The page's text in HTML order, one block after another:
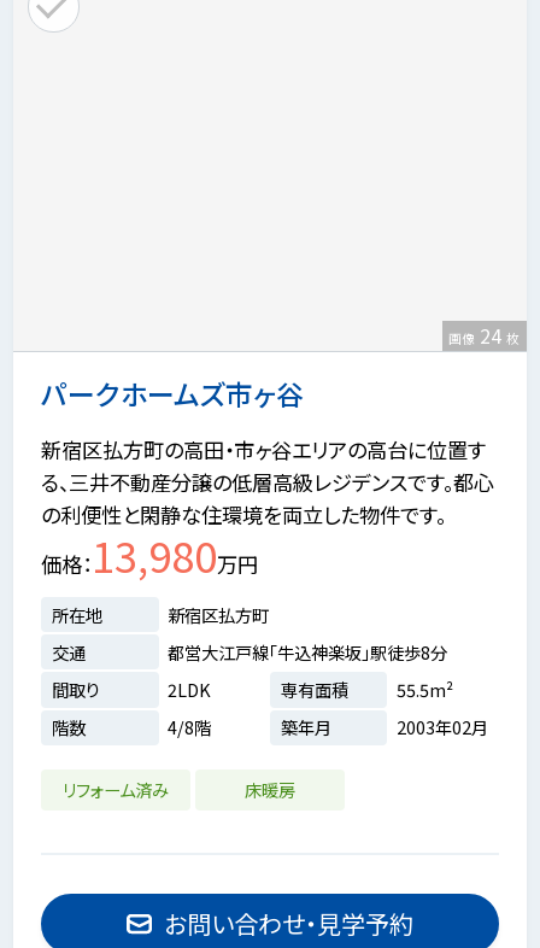
パークホームズ市ヶ谷
画像 24 枚
新宿区払方町の高田・市ヶ谷エリアの高台に位置す
る、三井不動産分譲の低層高級レジデンスです。都心
の利便性と閑静な住環境を両立した物件です。
価格 13,980万円
所在地
新宿区払方町
交通
都営大江戸線「牛込神楽坂」駅徒歩8分
間取り
2LDK 専有面積
55.5m²
階数
4/8階 築年月 2003年02月
リフォーム済み 床暖房
お問い合わせ・見学予約